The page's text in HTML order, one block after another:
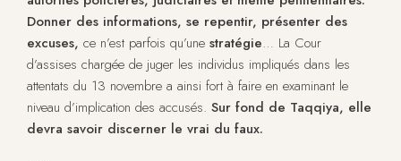
Donner des informations, se repentir, présenter des
excuses, ce n’est parfois qu’une stratégie… La Cour
d’assises chargée de juger les individus impliqués dans les
attentats du 13 novembre a ainsi fort à faire en examinant le
niveau d’implication des accusés. Sur fond de Taqqiya, elle
devra savoir discerner le vrai du faux.